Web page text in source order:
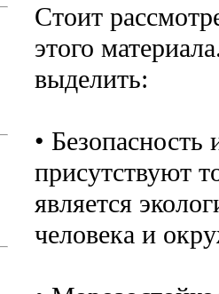
Стоит
этого
выделить:
• Безопасность
присутствуют
является
человека и